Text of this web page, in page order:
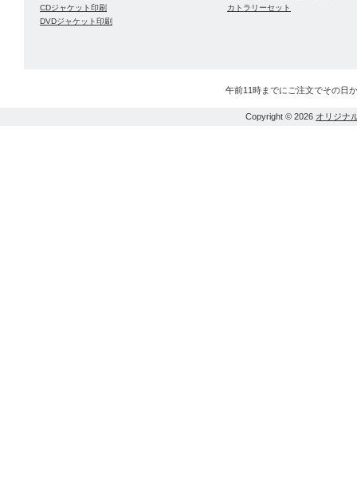
CDジャケット印刷
DVDジャケット印刷
カトラリーセット
午前11時までにご注文でその日
Copyright © 2026 オリジナ